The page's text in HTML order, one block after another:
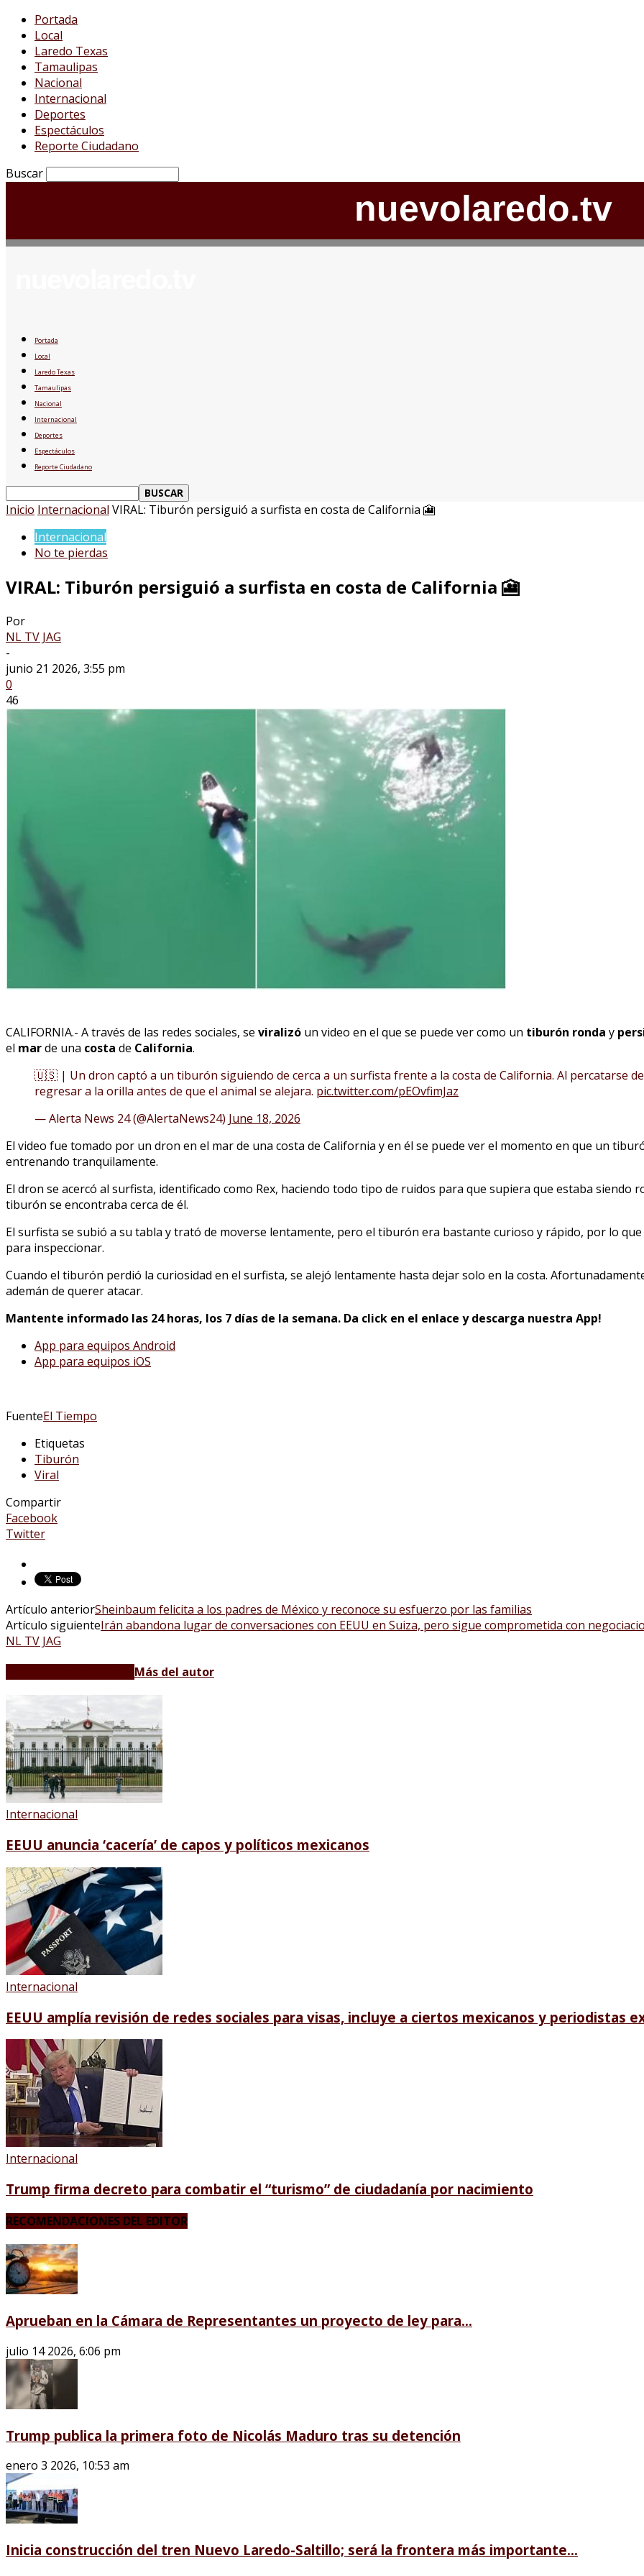
Portada
Local
Laredo Texas
Tamaulipas
Nacional
Internacional
Deportes
Espectáculos
Reporte Ciudadano
Buscar
nuevolaredo.tv
Portada
Local
Laredo Texas
Tamaulipas
Nacional
Internacional
Deportes
Espectáculos
Reporte Ciudadano
Inicio Internacional VIRAL: Tiburón persiguió a surfista en costa de California 🎦
Internacional
No te pierdas
VIRAL: Tiburón persiguió a surfista en costa de California 🎦
Por
NL TV JAG
-
junio 21 2026, 3:55 pm
0
46
CALIFORNIA.- A través de las redes sociales, se viralizó un video en el que se puede ver como un tiburón ronda y
el marde una costa de California.
🇺🇸 | Un dron captó a un tiburón siguiendo de cerca a un surfista frente a la costa de California. Al percatarse
regresar a la orilla antes de que el animal se alejara. pic.twitter.com/pEOvfimJaz
— Alerta News 24 (@AlertaNews24) June 18, 2026
El video fue tomado por un dron en el mar de una costa de California y en él se puede ver el momento en que un
entrenando tranquilamente.
El dron se acercó al surfista, identificado como Rex, haciendo todo tipo de ruidos para que supiera que estaba
tiburón se encontraba cerca de él.
El surfista se subió a su tabla y trató de moverse lentamente, pero el tiburón era bastante curioso y rápido, por lo
para inspeccionar.
Cuando el tiburón perdió la curiosidad en el surfista, se alejó lentamente hasta dejar solo en la costa.
ademán de querer atacar.
Mantente informado las 24 horas, los 7 días de la semana. Da click en el enlace y descarga nuestra App!
App para equipos Android
App para equipos iOS
FuenteEl Tiempo
Etiquetas
Tiburón
Viral
Compartir
Facebook
Twitter
Artículo anteriorSheinbaum felicita a los padres de México y reconoce su esfuerzo por las familias
Artículo siguienteIrán abandona lugar de conversaciones con EEUU en Suiza, pero sigue comprometida con
NL TV JAG
Más del autor
Internacional
EEUU anuncia ‘cacería’ de capos y políticos mexicanos
Internacional
EEUU amplía revisión de redes sociales para visas, incluye a ciertos mexicanos y periodistas
Internacional
Trump firma decreto para combatir el “turismo” de ciudadanía por nacimiento
RECOMENDACIONES DEL EDITOR
Aprueban en la Cámara de Representantes un proyecto de ley para...
julio 14 2026, 6:06 pm
Trump publica la primera foto de Nicolás Maduro tras su detención
enero 3 2026, 10:53 am
Inicia construcción del tren Nuevo Laredo-Saltillo; será la frontera más importante...